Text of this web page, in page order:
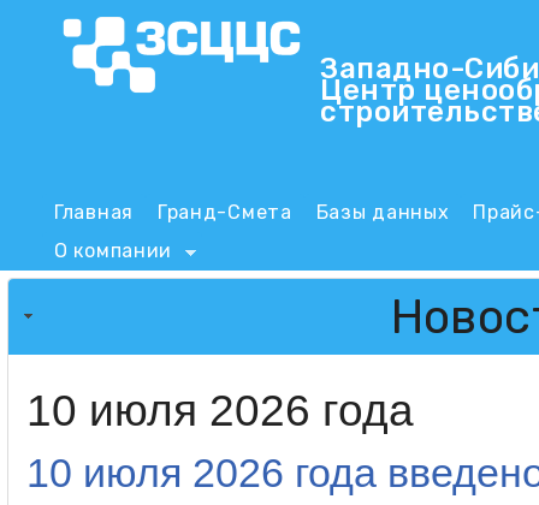
ЗСЦЦС
Западно-
Центр
Главная
Гранд-Смета Базы данных
О компании
10 июля 2026 года
10 июля 2026 года